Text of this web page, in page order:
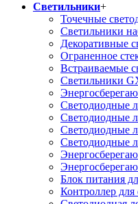
Светильники+
Точечные
Светильники
Декоративные
Ограненное
Встраиваемые
Светильники
Светодиодные
Светодиодные
Светодиодные
Светодиодные
Блок питания
Контроллер